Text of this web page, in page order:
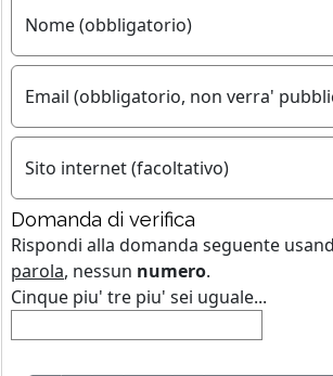
Nome (obbligatorio)
Email (obbligatorio, non verra'
Sito internet (facoltativo)
Domanda di verifica
Rispondi alla domanda seguente
parola, nessun numero.
Cinque piu' tre piu' sei uguale...